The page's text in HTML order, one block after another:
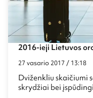
2016-ieji Lietuvos
27 vasario 2017 / 13:18
Dviženkliu skaičiumi
skrydžiai bei